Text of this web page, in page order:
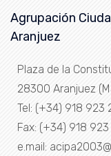
Agrupación
Aranjuez
Plaza de la
28300 Aranjuez
Tel: (+34) 918 923
Fax: (+34) 918 923
e.mail: